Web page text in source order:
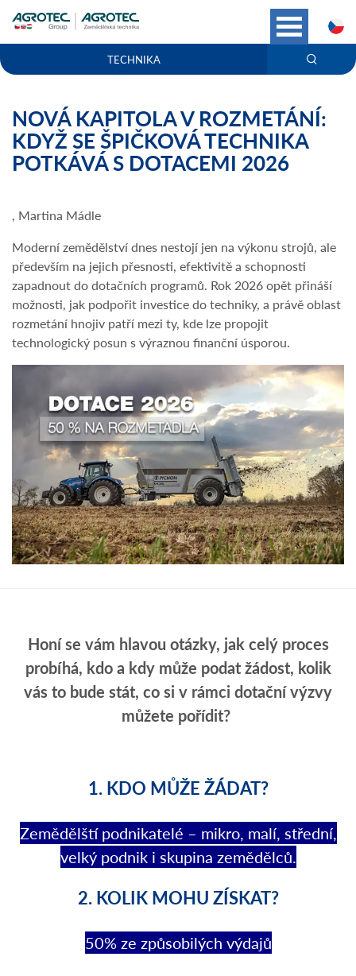
TECHNIKA
NOVÁ KAPITOLA V ROZMETÁNÍ:
KDYŽ SE ŠPIČKOVÁ TECHNIKA
POTKÁVÁ S DOTACEMI 2026
, Martina Mádle
Moderní zemědělství dnes nestojí jen na výkonu strojů, ale
především na jejich přesnosti, efektivitě a schopnosti
zapadnout do dotačních programů. Rok 2026 opět přináší
možnosti, jak podpořit investice do techniky, a právě oblast
rozmetání hnojiv patří mezi ty, kde lze propojit
technologický posun s výraznou finanční úsporou.
Honí se vám hlavou otázky, jak celý proces
probíhá, kdo a kdy může podat žádost, kolik
vás to bude stát, co si v rámci dotační výzvy
můžete pořídit?
1. KDO MŮŽE ŽÁDAT?
Zemědělští podnikatelé – mikro, malí, střední,
velký podnik i skupina zemědělců.
2.KOLIK MOHU ZÍSKAT?
50% ze způsobilých výdajů